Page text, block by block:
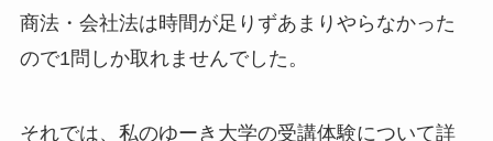
商法・会社法は時間が足りずあまりやらなかった
ので1問しか取れませんでした。
それでは、私のゆーき大学の受講体験について詳